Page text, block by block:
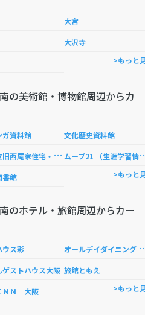
大宮
大沢寺
>もっと
の美術館・博物館周辺からカ
ガ資料館 文化歴史資料館
吹
田市立旧西尾家住宅・吹田文化創造交流館
ーブ21 （生
書館 >もっと
のホテル・旅館周辺からカー
ウス彩 ールデイダイ
ゲストハウス大阪 旅館ともえ
Ｎ 大阪 >もっと